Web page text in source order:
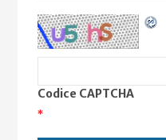
Codice CAPTCHA
*